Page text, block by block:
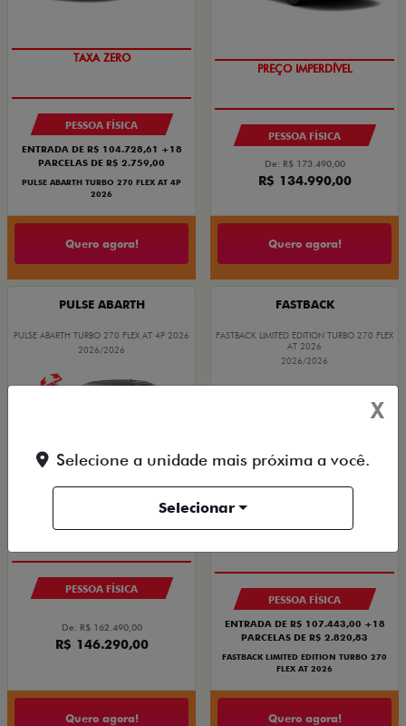
TAXA ZERO
PESSOA FÍSICA
ENTRADA DE R$ 104.728,61 +18
PARCELAS DE R$ 2.759,00
PULSE ABARTH TURBO 270 FLEX AT 4P
2026
Quero agora!
PREÇO IMPERDÍVEL
PESSOA FÍSICA
De: R$ 173.490,00
R$ 134.990,00
Quero agora!
PULSE ABARTH
PULSE ABARTH TURBO 270 FLEX AT 4P 2026
2026/2026
SAIA DE FIAT 0KM
OPORTUNIDADE
PESSOA FÍSICA
De: R$ 162.490,00
R$ 146.290,00
Quero agora!
FASTBACK
FASTBACK LIMITED EDITION TURBO 270 FLEX
AT 2026
2026/2026
PESSOA FÍSICA
ENTRADA DE R$ 107.443,00 +18
PARCELAS DE R$ 2.820,83
FASTBACK LIMITED EDITION TURBO 270
FLEX AT 2026
Quero agora!
X
Selecione a unidade mais próxima a você.
Selecionar